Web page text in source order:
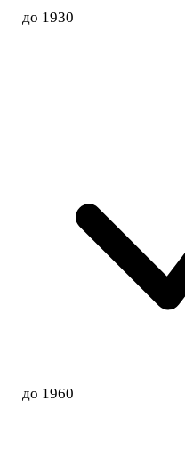
до 1930
до 1960